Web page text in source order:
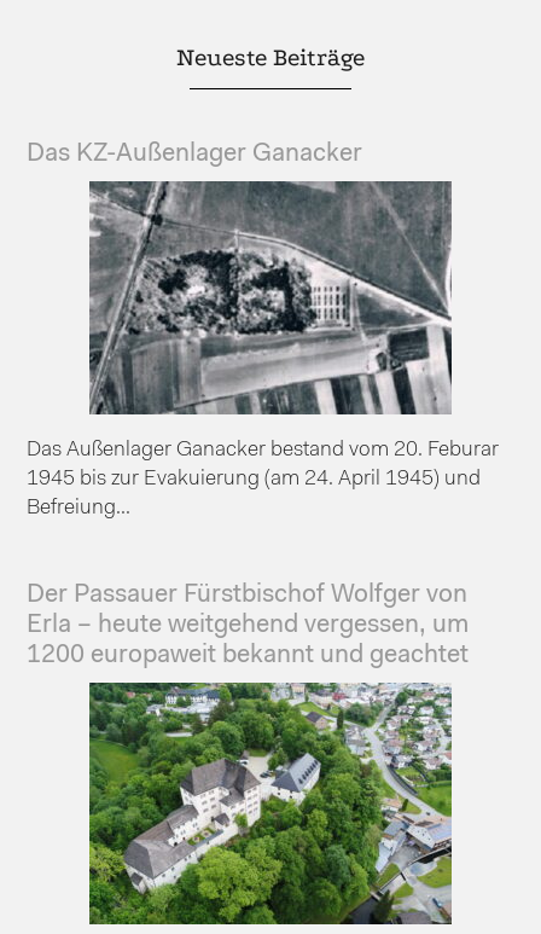
Neueste Beiträge
Das KZ-Außenlager Ganacker
Das Außenlager Ganacker bestand vom 20. Feburar
1945 bis zur Evakuierung (am 24. April 1945) und
Befreiung...
Der Passauer Fürstbischof Wolfger von
Erla – heute weitgehend vergessen, um
1200 europaweit bekannt und geachtet